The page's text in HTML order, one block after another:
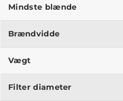
Mindste blænde
Brændvidde
Vægt
Filter diameter